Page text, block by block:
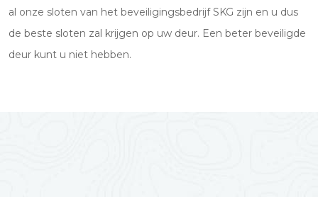
al onze sloten van het beveiligingsbedrijf SKG zijn en u dus
de beste sloten zal krijgen op uw deur. Een beter beveiligde
deur kunt u niet hebben.